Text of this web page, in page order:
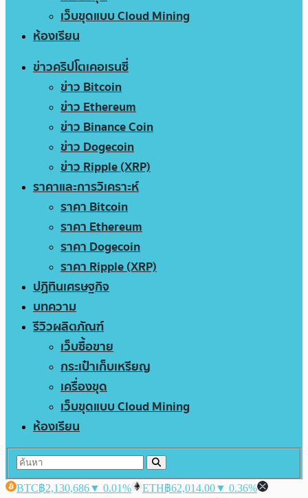
เว็บขุดแบบ Cloud Mining
ห้องเรียน
ข่าวคริปโตเคอเรนซี่
ข่าว Bitcoin
ข่าว Ethereum
ข่าว Binance Coin
ข่าว Dogecoin
ข่าว Ripple (XRP)
ราคาและการวิเคราะห์
ราคา Bitcoin
ราคา Ethereum
ราคา Dogecoin
ราคา Ripple (XRP)
ปฏิทินเศรษฐกิจ
บทความ
รีวิวผลิตภัณฑ์
เว็บซื้อขาย
กระเป๋าเก็บเหรียญ
เครื่องขุด
เว็บขุดแบบ Cloud Mining
ห้องเรียน
BTC฿2,130,686▼ 0.01% ETH฿62,014.00▼ 0.36%